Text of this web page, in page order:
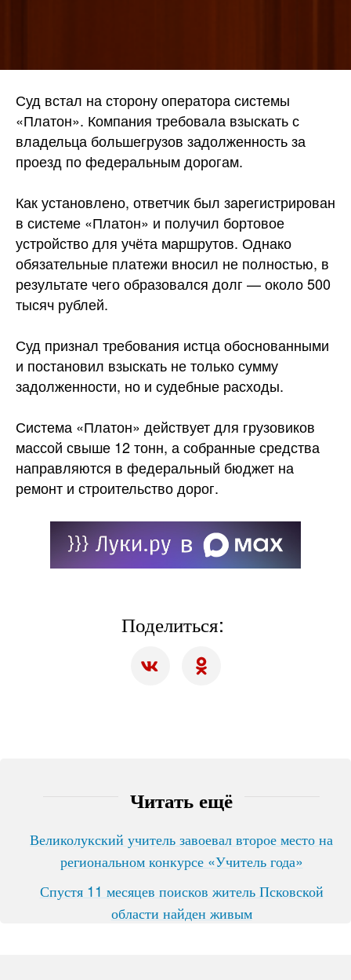
Суд встал на сторону оператора системы
«Платон». Компания требовала взыскать с
владельца большегрузов задолженность за
проезд по федеральным дорогам.
Как установлено, ответчик был зарегистрирован
в системе «Платон» и получил бортовое
устройство для учёта маршрутов. Однако
обязательные платежи вносил не полностью, в
результате чего образовался долг — около 500
тысяч рублей.
Суд признал требования истца обоснованными
и постановил взыскать не только сумму
задолженности, но и судебные расходы.
Система «Платон» действует для грузовиков
массой свыше 12 тонн, а собранные средства
направляются в федеральный бюджет на
ремонт и строительство дорог.
Поделиться:
Читать ещё
Великолукский учитель завоевал второе место на
региональном конкурсе «Учитель года»
Спустя 11 месяцев поисков житель Псковской
области найден живым